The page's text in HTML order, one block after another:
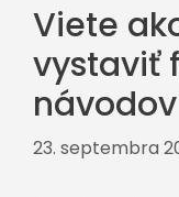
Viete
vystaviť
23. septembra